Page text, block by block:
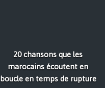
20 chansons que les
marocains écoutent en
boucle en temps de rupture